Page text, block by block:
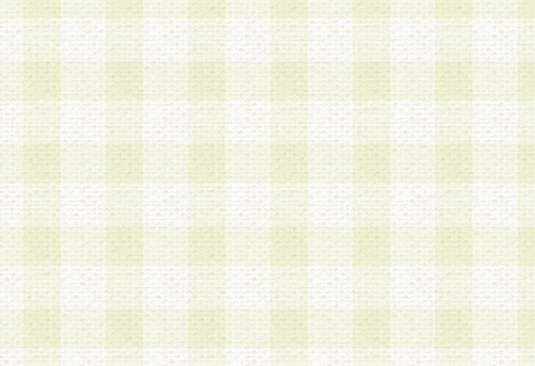
人を識別できる情報について第三者に開示または
社は事前に会員本人の同意を得るものとします。
3.前項の定めに拘わらず、当社は、以下の目的に
意を 得ることなく、会員個人を識別できる情報
づき選定した委託業者に対して当社の責任におい
できるものとします。な お、当社は、当該委託
契約を締結しこれを遵守させるとともに、本規約
の注意をもって当該情報を使用させるものとし ま
a.本サービスに係る謝礼、景品、調査サンプル品
b.会員からの電話、メール等の問い合わせなどへ
c.モバイルリサーチ、またはグループ形式による